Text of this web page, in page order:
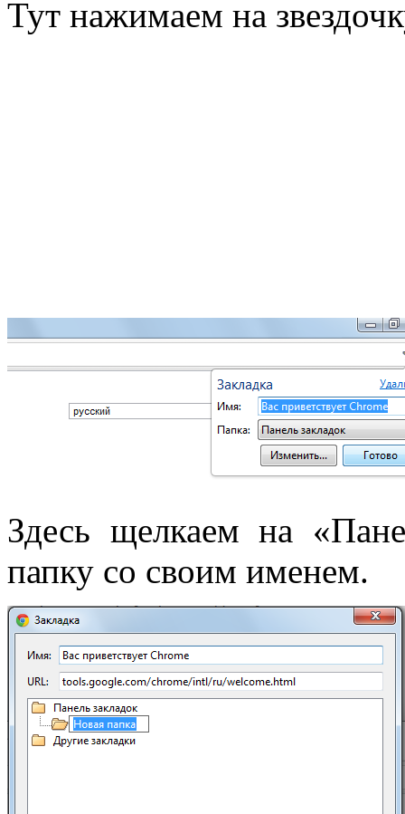
Тут нажимаем на
Здесь щелкаем на
папку со своим именем.